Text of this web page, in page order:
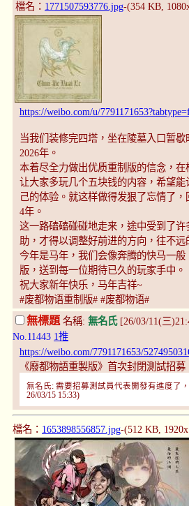
檔名： 1771507593776.jpg-(354 KB,
https://weibo.com/u/
当我们装修完四塔，坐在陵墓入口暂
2026年。
本着尽全力做出优质重制版的信念，
让大家多玩几个五块钱的内容，希望
己的体验。就这样做得发狠了忘情了
4年。
这一路磕磕碰碰地走来，途中受到了
助，才得以调整好前进的方向，往不远
今年是马年，我们会像奔腾的快马一般
版，送到每一位期待已久的玩家手中。
祝大家新年快乐，马年吉祥~
#废都物语重制版# #废都物语#
無標題 名稱: 無名氏[26/03/11(三
No.11443 1推
https://weibo.com/7791171653/
《廢都物語重製版》首次封閉測試招募
無名氏: 需要招募測試員代表開發有進度了
26/03/15 15:33)
檔名： 1653898556857.jpg-(512 KB,